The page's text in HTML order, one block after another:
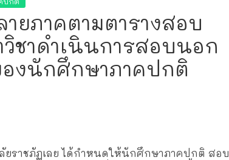
ยภาคตามตารางสอบ
ชาดำเนินการสอบนอก
องนักศึกษาภาคปกติ
ภัฏเลย ได้กำหนดให้นักศึกษาภาคปกติ สอบ